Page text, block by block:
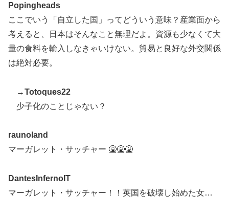
がったのは何年も前の話なのに」
▶
韓国人「台風接近中だけど日本には台風クラブというの
があったんだね」
韓国人「PSG、日本の鈴木彩艶に約60億円で正式オファ
ー・・・」→「あいつがそれほどなのか（ブルブル）」
やっぱり羨ましいね」
▶
英国人「日本代表で一番好き」上田綺世、プレミア移籍
外の反応】
▶ 【あんこ】やる夫は神州日乃本をダイスで旅をする【な
られるのですか！？
▶ 外国人「2026年バロンドールは誰が受賞すべき?」エン
Popingheads
ここでいう「自立した国」ってどういう意味？産業面から
考えると、日本はそんなこと無理だよ。資源も少なくて大
量の食料を輸入しなきゃいけない。貿易と良好な外交関係
は絶対必要。
→Totoques22
少子化のことじゃない？
raunoland
マーガレット・サッチャー 🤮🤮🤮
DantesInfernoIT
マーガレット・サッチャー！！英国を破壊し始めた女…